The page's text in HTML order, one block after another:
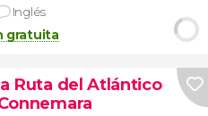
Inglés
gratuita
Ruta del Atlántico